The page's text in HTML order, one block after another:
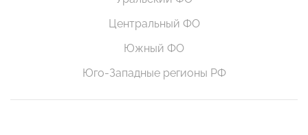
Центральный ФО
Южный ФО
Юго-Западные регионы РФ